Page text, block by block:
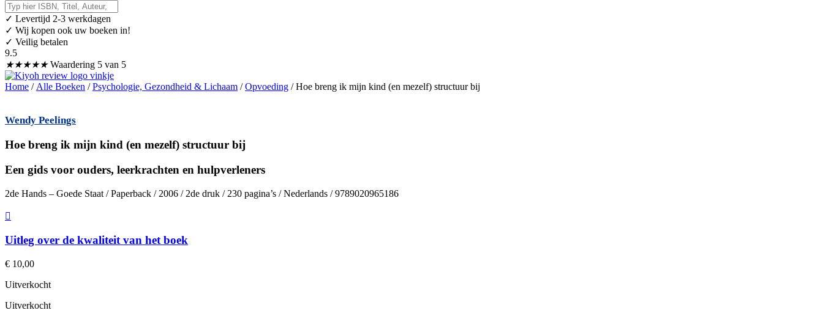
✓ Levertijd 2-3 werkdagen
✓ Wij kopen ook uw boeken in!
✓ Veilig betalen
9.5
★★★★★ Waardering 5 van 5
Home / Alle Boeken /Psychologie, Gezondheid & Lichaam /Opvoeding / Hoe breng ik mijn kind (en mezelf) structuur bij
Wendy Peelings
Hoe breng ik mijn kind (en mezelf) structuur bij
Een gids voor ouders, leerkrachten en hulpverleners
2de Hands – Goede Staat / Paperback / 2006 / 2de druk / 230 pagina’s / Nederlands / 9789020965186
Uitleg over de kwaliteit van het boek
€ 10,00
Uitverkocht
Uitverkocht